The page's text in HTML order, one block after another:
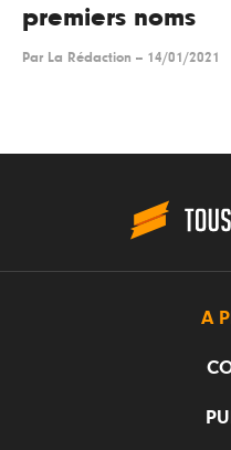
premiers noms
Par La Rédaction -- 14/01/2021
A